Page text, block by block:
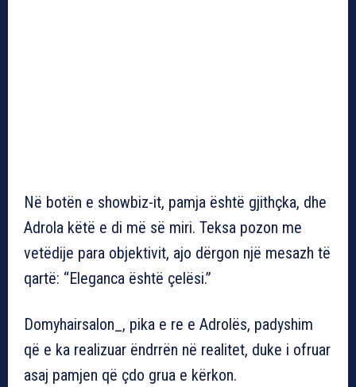
Në botën e showbiz-it, pamja është gjithçka, dhe
Adrola këtë e di më së miri. Teksa pozon me
vetëdije para objektivit, ajo dërgon një mesazh të
qartë: “Eleganca është çelësi.”
Domyhairsalon_, pika e re e Adrolës, padyshim
që e ka realizuar ëndrrën në realitet, duke i ofruar
asaj pamjen që çdo grua e kërkon.